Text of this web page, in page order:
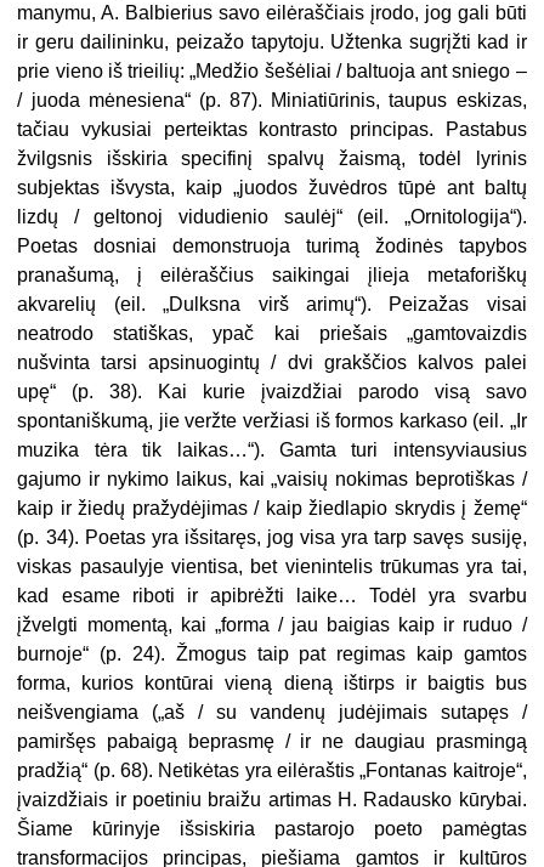
manymu, A. Balbierius savo eilėraščiais įrodo, jog gali būti
ir geru dailininku, peizažo tapytoju. Užtenka sugrįžti kad ir
prie vieno iš trieilių: „Medžio šešėliai / baltuoja ant sniego –
/ juoda mėnesiena“ (p. 87). Miniatiūrinis, taupus eskizas,
tačiau vykusiai perteiktas kontrasto principas. Pastabus
žvilgsnis išskiria specifinį spalvų žaismą, todėl lyrinis
subjektas išvysta, kaip „juodos žuvėdros tūpė ant baltų
lizdų / geltonoj vidudienio saulėj“ (eil. „Ornitologija“).
Poetas dosniai demonstruoja turimą žodinės tapybos
pranašumą, į eilėraščius saikingai įlieja metaforiškų
akvarelių (eil. „Dulksna virš arimų“). Peizažas visai
neatrodo statiškas, ypač kai priešais „gamtovaizdis
nušvinta tarsi apsinuogintų / dvi grakščios kalvos palei
upę“ (p. 38). Kai kurie įvaizdžiai parodo visą savo
spontaniškumą, jie veržte veržiasi iš formos karkaso (eil. „Ir
muzika tėra tik laikas…“). Gamta turi intensyviausius
gajumo ir nykimo laikus, kai „vaisių nokimas beprotiškas /
kaip ir žiedų pražydėjimas / kaip žiedlapio skrydis į žemę“
(p. 34). Poetas yra išsitaręs, jog visa yra tarp savęs susiję,
viskas pasaulyje vientisa, bet vienintelis trūkumas yra tai,
kad esame riboti ir apibrėžti laike… Todėl yra svarbu
įžvelgti momentą, kai „forma / jau baigias kaip ir ruduo /
burnoje“ (p. 24). Žmogus taip pat regimas kaip gamtos
forma, kurios kontūrai vieną dieną ištirps ir baigtis bus
neišvengiama („aš / su vandenų judėjimais sutapęs /
pamiršęs pabaigą beprasmę / ir ne daugiau prasmingą
pradžią“ (p. 68). Netikėtas yra eilėraštis „Fontanas kaitroje“,
įvaizdžiais ir poetiniu braižu artimas H. Radausko kūrybai.
Šiame kūrinyje išsiskiria pastarojo poeto pamėgtas
transformacijos principas, piešiama gamtos ir kultūros